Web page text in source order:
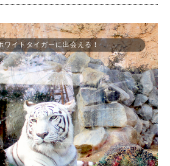
ワイトタイガーに出会える！